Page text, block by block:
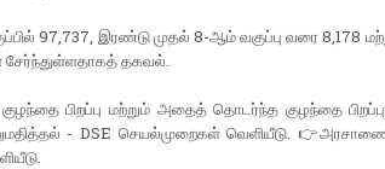
97,737, இரண்டு முதல் 8-ஆம் வகுப்பு வரை 8,178
தகவல்.
பிறப்பு மற்றும் அதைத் தொடர்ந்த குழந்தை
- DSE செயல்முறைகள் வெளியீடு.